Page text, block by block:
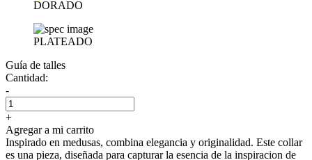
DORADO
PLATEADO
Guía de talles
Cantidad:
-
+
Agregar a mi carrito
Inspirado en medusas, combina elegancia y originalidad. Este collar
es una pieza, diseñada para capturar la esencia de la inspiracion de